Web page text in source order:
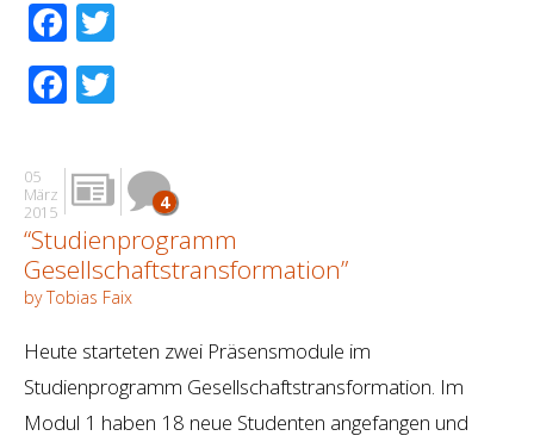
Facebook
Facebook
05
März
2015
4
“Studienprogramm
Gesellschaftstransformation”
by Tobias Faix
Heute starteten zwei Präsensmodule im
Studienprogramm Gesellschaftstransformation. Im
Modul 1 haben 18 neue Studenten angefangen und